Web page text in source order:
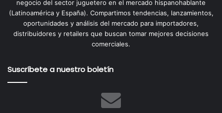
negocio del sector juguetero en el mercado hispanohablante
(Latinoamérica y España). Compartimos tendencias, lanzamientos,
oportunidades y análisis del mercado para importadores,
distribuidores y retailers que buscan tomar mejores decisiones
comerciales.
Suscríbete a nuestro boletín